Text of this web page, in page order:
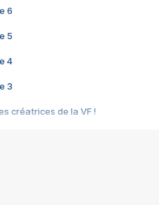
6
5
4
3
créatrices de la VF !